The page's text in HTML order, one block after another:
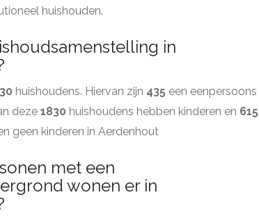
huishouden.
in
huishoudens. Hiervan zijn 435 een eenpersoons
deze 1830 huishoudens hebben kinderen en 615
geen kinderen in Aerdenhout
met een
wonen er in